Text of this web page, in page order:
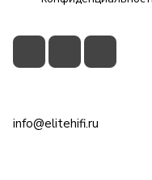
info@elitehifi.ru